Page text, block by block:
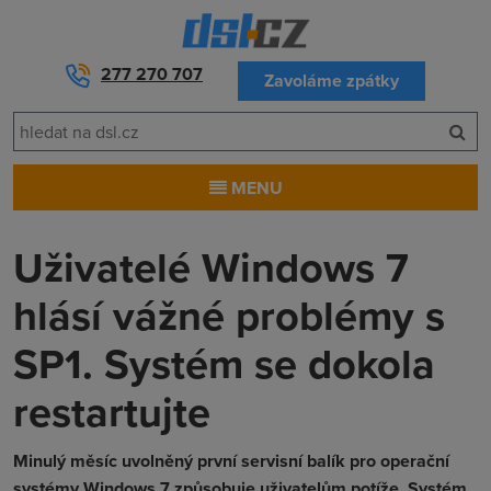
277 270 707 Zavoláme zpátky
MENU
Uživatelé Windows 7
hlásí vážné problémy s
SP1. Systém se dokola
restartujte
Minulý měsíc uvolněný první servisní balík pro operační